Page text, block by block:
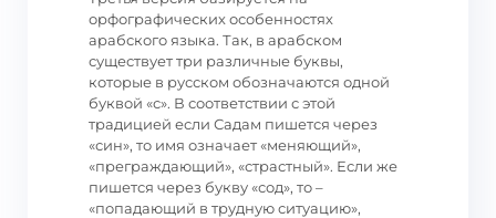
орфографических особенностях
арабского языка. Так, в арабском
существует три различные буквы,
которые в русском обозначаются одной
буквой «с». В соответствии с этой
традицией если Садам пишется через
«син», то имя означает «меняющий»,
«преграждающий», «страстный». Если же
пишется через букву «сод», то –
«попадающий в трудную ситуацию»,